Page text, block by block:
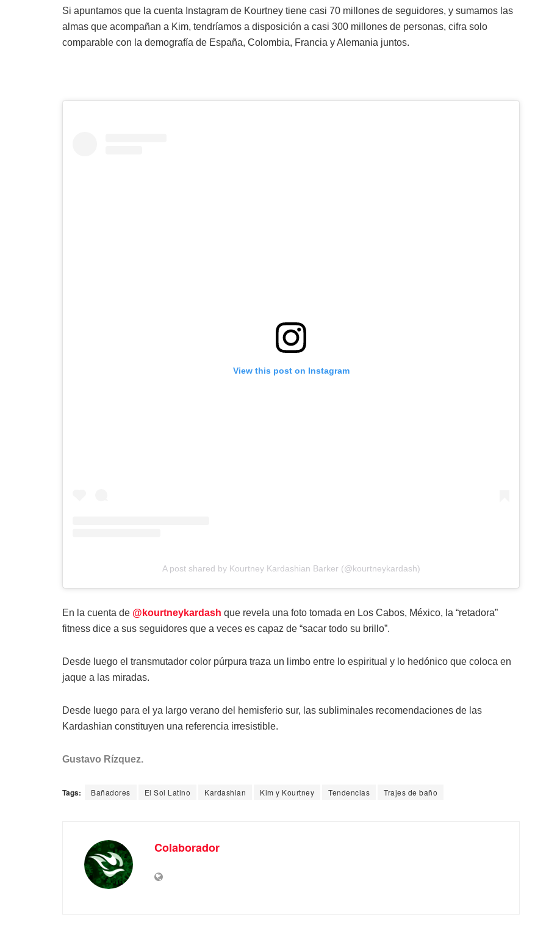
Si apuntamos que la cuenta Instagram de Kourtney tiene casi 70 millones de seguidores, y sumamos las
almas que acompañan a Kim, tendríamos a disposición a casi 300 millones de personas, cifra solo
comparable con la demografía de España, Colombia, Francia y Alemania juntos.
View this post on Instagram
A post shared by Kourtney Kardashian Barker (@kourtneykardash)
En la cuenta de @kourtneykardash que revela una foto tomada en Los Cabos, México, la “retadora”
fitness dice a sus seguidores que a veces es capaz de “sacar todo su brillo”.
Desde luego el transmutador color púrpura traza un limbo entre lo espiritual y lo hedónico que coloca en
jaque a las miradas.
Desde luego para el ya largo verano del hemisferio sur, las subliminales recomendaciones de las
Kardashian constituyen una referencia irresistible.
Gustavo Rízquez.
Tags: Bañadores El Sol Latino Kardashian Kim y Kourtney Tendencias Trajes de baño
Colaborador